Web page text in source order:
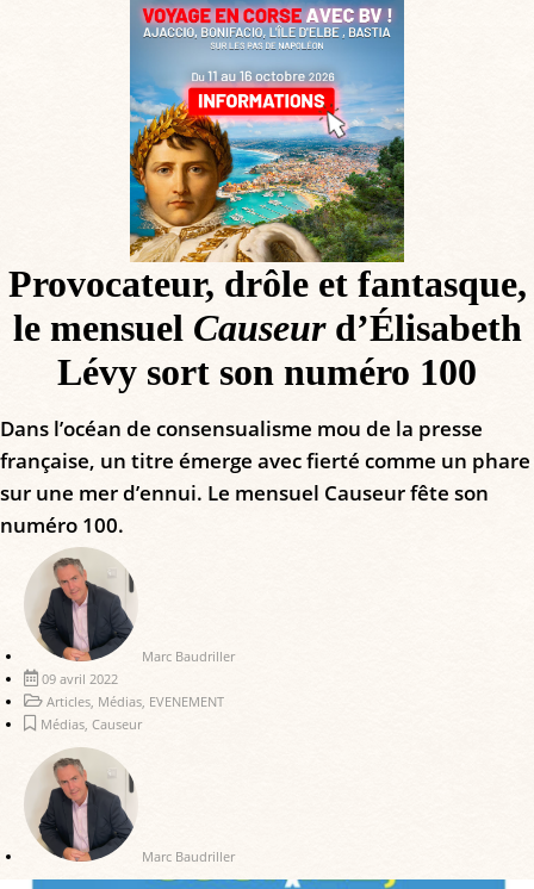
Provocateur, drôle et fantasque,
le mensuel Causeurd’Élisabeth
Lévy sort son numéro 100
Dans l’océan de consensualisme mou de la presse
française, un titre émerge avec fierté comme un phare
sur une mer d’ennui. Le mensuel Causeur fête son
numéro 100.
Marc Baudriller
09 avril 2022
Articles Médias EVENEMENT
Médias Causeur
Marc Baudriller